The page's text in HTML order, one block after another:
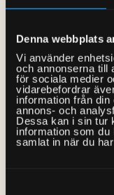
Denna webbplats
Vi använder
och annonserna till
för sociala medier
vidarebefordrar
information från
annons- och
Dessa kan i sin tur
information som du
samlat in när du
assignments in
time for the
the next
car is a must and
municipalities you